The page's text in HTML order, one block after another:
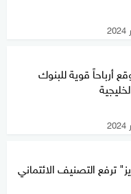
أرباحاً قوية للبنوك
ترفع التصنيف الائتماني